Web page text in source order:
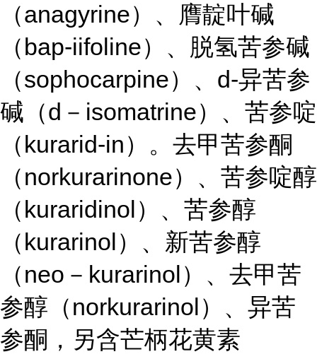
（anagyrine）、膺靛叶碱
（bap-iifoline）、脱氢苦参碱
（sophocarpine）、d-异苦参
碱（d－isomatrine）、苦参啶
（kurarid-in）。去甲苦参酮
（norkurarinone）、苦参啶醇
（kuraridinol）、苦参醇
（kurarinol）、新苦参醇
（neo－kurarinol）、去甲苦
参醇（norkurarinol）、异苦
参酮，另含芒柄花黄素